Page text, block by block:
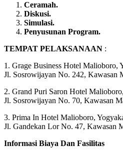
Ceramah.
Diskusi.
Simulasi.
Penyusunan Program.
TEMPAT PELAKSANAAN :
1. Grage Business Hotel Malioboro,
Jl. Sosrowijayan No. 242, Kawasan
2. Grand Puri Saron Hotel
Jl. Sosrowijayan No. 70, Kawasan
3. Prima In Hotel Malioboro,
Jl. Gandekan Lor No. 47, Kawasan
Informasi Biaya Dan Fasilitas